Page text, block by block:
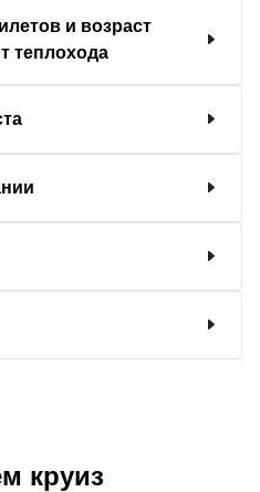
и возраст
теплохода
круиз